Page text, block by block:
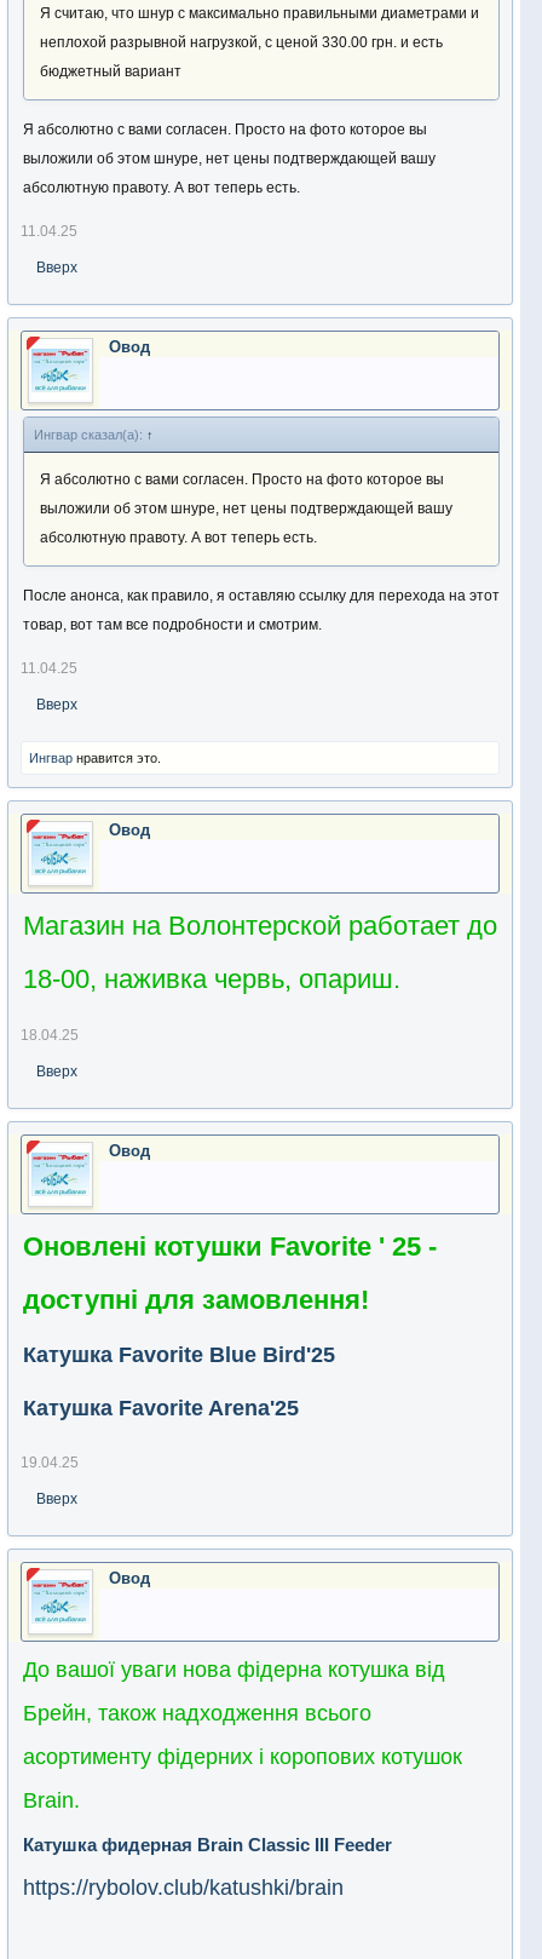
Я считаю, что шнур с максимально правильными диаметрами и
неплохой разрывной нагрузкой, с ценой 330.00 грн. и есть
бюджетный вариант
Я абсолютно с вами согласен. Просто на фото которое вы
выложили об этом шнуре, нет цены подтверждающей вашу
абсолютную правоту. А вот теперь есть.
11.04.25
Вверх
Овод
Ингвар сказал(а): ↑
Я абсолютно с вами согласен. Просто на фото которое вы
выложили об этом шнуре, нет цены подтверждающей вашу
абсолютную правоту. А вот теперь есть.
После анонса, как правило, я оставляю ссылку для перехода на этот
товар, вот там все подробности и смотрим.
11.04.25
Вверх
Ингвар нравится это.
Овод
Магазин на Волонтерской работает до
18-00, наживка червь, опариш.
18.04.25
Вверх
Овод
Оновлені котушки Favorite ' 25 -
доступні для замовлення!
Катушка Favorite Blue Bird'25
Катушка Favorite Arena'25
19.04.25
Вверх
Овод
До вашої уваги нова фідерна котушка від
Брейн, також надходження всього
асортименту фідерних і коропових котушок
Brain.
Катушка фидерная Brain Classic III Feeder
https://rybolov.club/katushki/brain